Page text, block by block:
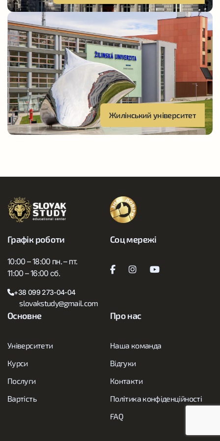
наступним екзаменаційним періодом з 20 травня до 28
червня. Канікули зазвичай припадають на липень та
серпень. За більш детальною та актуальною інформацією
про дати та події навчального року рекомендується
звертатися до офіційного академічного календаря
університету.
Як SlovakStudy допомагає
вступити до Університету
не залишаються сам на сам з організаційними та
бюрократичними питаннями.
заповнити заяву, вивчити мову, отримати візу та
прибуття студента ми супроводжуємо його,
облаштування.
Потрібні додаткові дані? Зв’яжіться з нами
Готови розпочати вступ без помилок та
ризиків?
Отримати консультацію
Жилінський університет
Графік роботи
10:00 – 18:00 пн. – пт.
11:00 – 16:00 сб.
+38 099 273-04-04
slovakstudy@gmail.com
Основне
Університети
Курси
Послуги
Вартість
Про нас
Наша команда
Відгуки
Контакти
Політика конфіденційності
FAQ
Соц мережі